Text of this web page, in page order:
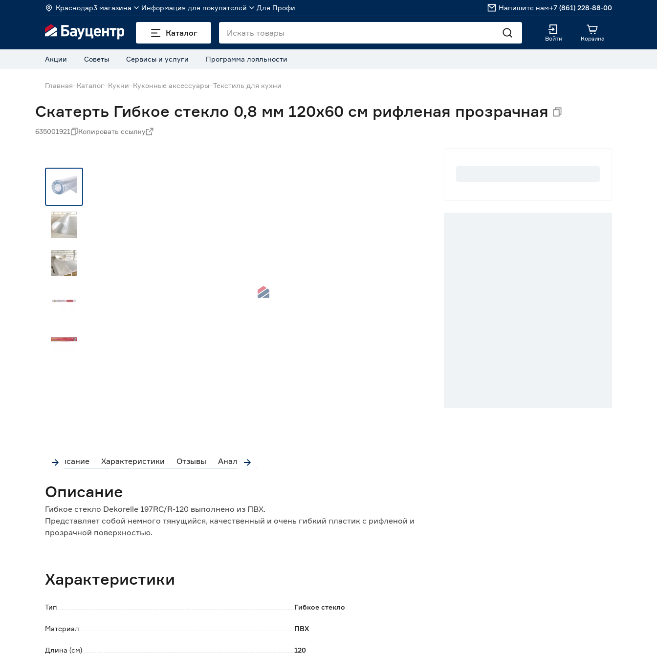
Краснодар3 магазина Информация для покупателей Для Профи Напишите нам+7 (861) 228-88-00
Каталог
Войти Корзина
Акции Советы Сервисы и услуги Программа лояльности
Главная Каталог Кухни Кухонные аксессуары Текстиль для кухни
Скатерть Гибкое стекло 0,8 мм 120х60 см рифленая прозрачная
635001921 Копировать ссылку
Описание Характеристики Отзывы Аналоги
Описание
Гибкое стекло Dekorelle 197RC/R-120 выполнено из ПВХ.
Представляет собой немного тянущийся, качественный и очень гибкий пластик с рифленой и
прозрачной поверхностью.
- изделие не скользит и не шуршит;
- легко моется;
- легко подрезается под любую форму;
- простота монтажа.
Характеристики
Тип Гибкое стекло
Материал ПВХ
Длина (см) 120